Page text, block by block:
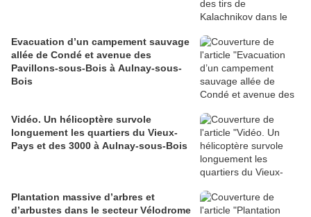
Evacuation d’un campement sauvage
allée de Condé et avenue des
Pavillons-sous-Bois à Aulnay-sous-
Bois
Vidéo. Un hélicoptère survole
longuement les quartiers du Vieux-
Pays et des 3000 à Aulnay-sous-Bois
Plantation massive d’arbres et
d’arbustes dans le secteur Vélodrome